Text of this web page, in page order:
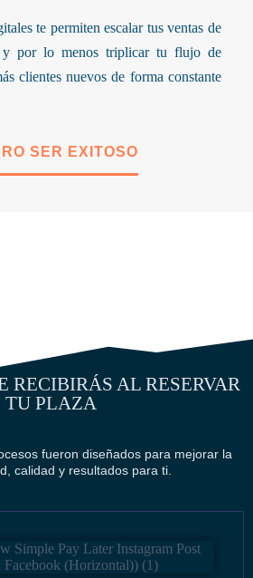
te permiten escalar tus ventas de
y por lo menos triplicar tu flujo de
clientes nuevos de forma constante
SER EXITOSO
RECIBIRÁS AL RESERVAR
TU PLAZA
fueron diseñados para mejorar la
calidad y resultados para ti.